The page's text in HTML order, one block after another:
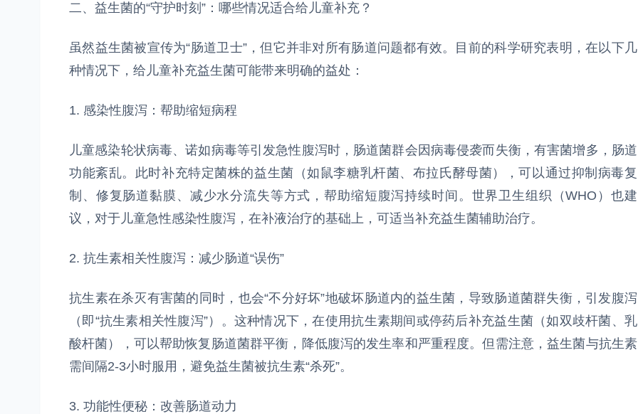
二、益生菌的“守护时刻”：哪些情况适合给儿童补充？
虽然益生菌被宣传为“肠道卫士”，但它并非对所有肠道问题都有效。目前的科学研究表明，在以下几
种情况下，给儿童补充益生菌可能带来明确的益处：
1. 感染性腹泻：帮助缩短病程
儿童感染轮状病毒、诺如病毒等引发急性腹泻时，肠道菌群会因病毒侵袭而失衡，有害菌增多，肠道
功能紊乱。此时补充特定菌株的益生菌（如鼠李糖乳杆菌、布拉氏酵母菌），可以通过抑制病毒复
制、修复肠道黏膜、减少水分流失等方式，帮助缩短腹泻持续时间。世界卫生组织（WHO）也建
议，对于儿童急性感染性腹泻，在补液治疗的基础上，可适当补充益生菌辅助治疗。
2. 抗生素相关性腹泻：减少肠道“误伤”
抗生素在杀灭有害菌的同时，也会“不分好坏”地破坏肠道内的益生菌，导致肠道菌群失衡，引发腹泻
（即“抗生素相关性腹泻”）。这种情况下，在使用抗生素期间或停药后补充益生菌（如双歧杆菌、乳
酸杆菌），可以帮助恢复肠道菌群平衡，降低腹泻的发生率和严重程度。但需注意，益生菌与抗生素
需间隔2-3小时服用，避免益生菌被抗生素“杀死”。
3. 功能性便秘：改善肠道动力